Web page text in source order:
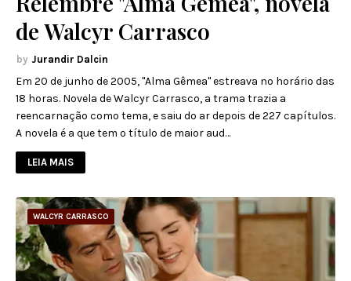
de Walcyr Carrasco
Jurandir Dalcin
Em 20 de junho de 2005, "Alma Gêmea" estreava no horário das
18 horas. Novela de Walcyr Carrasco, a trama trazia a
reencarnação como tema, e saiu do ar depois de 227 capítulos.
A novela é a que tem o título de maior aud…
LEIA MAIS
WALCYR CARRASCO